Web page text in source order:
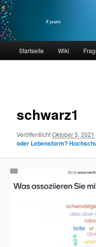
Zum
primären
Inhalt
springenphilocast
Startseite Wiki
schwarz1
VeröffentlichtOktober 5, 2021
oder Lebensform?